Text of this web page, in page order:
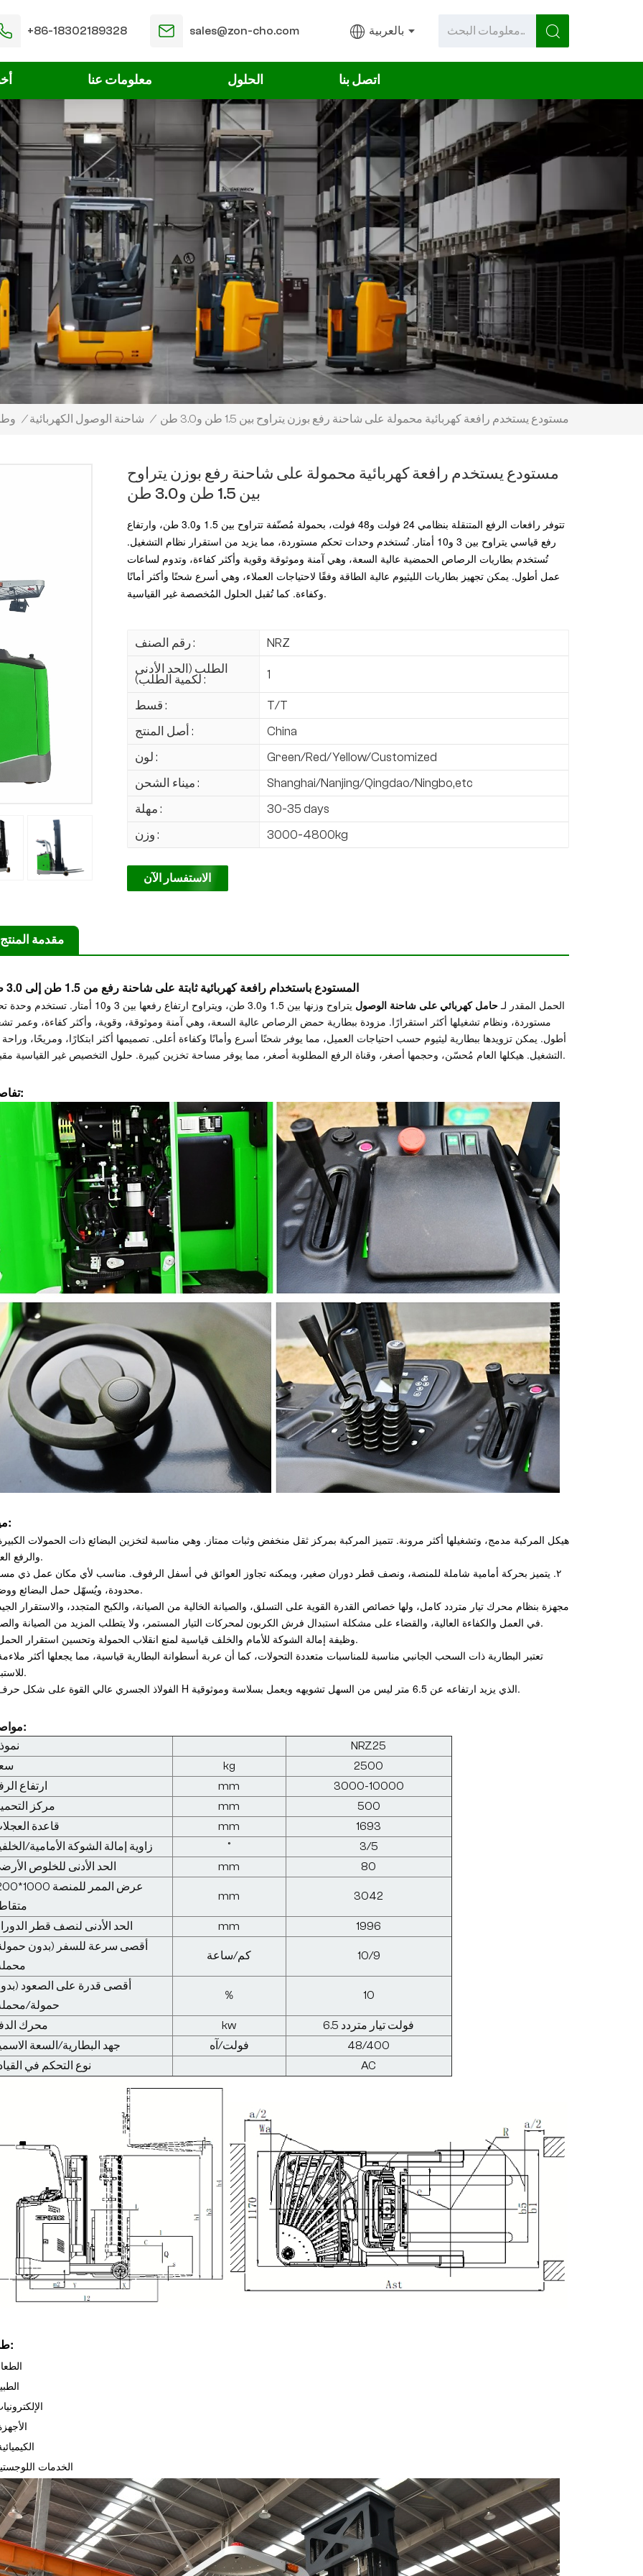
+86-18302189328 sales@zon-cho.com بالعربية
معلومات عنا الحلول اتصل بنا
/ شاحنة الوصول الكهربائية / مستودع يستخدم رافعة كهربائية محمولة على شاحنة رفع بوزن يتراوح بين 1.5 طن و3.0 طن
مستودع يستخدم رافعة كهربائية محمولة على شاحنة رفع بوزن يتراوح
بين 1.5 طن و3.0 طن
تتوفر رافعات الرفع المتنقلة بنظامي 24 فولت و48 فولت، بحمولة مُصنّفة تتراوح بين 1.5 و3.0 طن، وارتفاع
رفع قياسي يتراوح بين 3 و10 أمتار. تُستخدم وحدات تحكم مستوردة، مما يزيد من استقرار نظام التشغيل.
تُستخدم بطاريات الرصاص الحمضية عالية السعة، وهي آمنة وموثوقة وقوية وأكثر كفاءة، وتدوم لساعات
عمل أطول. يمكن تجهيز بطاريات الليثيوم عالية الطاقة وفقًا لاحتياجات العملاء، وهي أسرع شحنًا وأكثر أمانًا
وكفاءة. كما تُقبل الحلول المُخصصة غير القياسية.
رقم الصنف :
NRZ
الطلب (الحد الأدنى
لكمية الطلب) : 1
قسط :
T/T
أصل المنتج :
China
لون :
Green/Red/Yellow/Customized
ميناء الشحن :
Shanghai/Nanjing/Qingdao/Ningbo,etc
مهلة :
30-35 days
وزن :
3000-4800kg
الاستفسار الآن
مقدمة المنتج
المستودع باستخدامرافعة كهربائية ثابتة على شاحنة رفع من 1.5 طن إلى 3.0 طن
الحمل المقدر لـحامل كهربائي على شاحنة الوصول
يتراوح وزنها بين 1.5 و3.0 طن، ويتراوح ارتفاع رفعها بين 3 و10 أمتار.
مستوردة، ونظام تشغيلها أكثر استقرارًا. مزودة ببطارية حمض الرصاص عالية السعة، وهي آمنة وموثوقة، وقوية، وأكثر كفاءة، وعمر
أطول. يمكن تزويدها ببطارية ليثيوم حسب احتياجات العميل، مما يوفر شحنًا أسرع وأمانًا وكفاءة أعلى. تصميمها أكثر ابتكارًا، ومريحًا،
التشغيل. هيكلها العام مُحسّن، وحجمها أصغر، وقناة الرفع المطلوبة أصغر، مما يوفر مساحة تخزين كبيرة. حلول التخصيص غير القياسية مقبولة.
تفاصيل:
ميزة:
والرفع العالي.
٢. يتميز بحركة أمامية شاملة للمنصة، ونصف قطر دوران صغير، ويمكنه تجاوز العوائق في أسفل الرفوف. مناسب لأي مكان عمل ذي
محدودة، ويُسهّل حمل البضائع ووضعها.
في العمل والكفاءة العالية، والقضاء على مشكلة استبدال فرش الكربون لمحركات التيار المستمر، ولا يتطلب المزيد من الصيانة والصيانة.
4. وظيفة إمالة الشوكة للأمام والخلف قياسية لمنع انقلاب الحمولة وتحسين استقرار الحمل.
للاستبدال.
6. الفولاذ الجسري عالي القوة على شكل حرف H الذي يزيد ارتفاعه عن 6.5 متر ليس من السهل تشويهه ويعمل بسلاسة وموثوقية.
مواصفة:
NRZ25
kg
2500
ارتفاع
mm
3000-10000
مركز
mm
500
قاعدة
mm
1693
زاوية إمالة الشوكة الأمامية/
°
3/5
الحد الأدنى للخلوص
mm
80
عرض الممر
mm 3042
الحد الأدنى لنصف قطر mm
1996
أقصى سرعة للسفر (بدون
كم/ساعة 10/9
أقصى قدرة على الصعود
حمولة/
％ 10
محرك kw
6.5 فولت تيار متردد
جهد البطارية/السعة
فولت/آه
48/400
نوع التحكم في
AC
طلب:
4.
5.
6.الخدمات